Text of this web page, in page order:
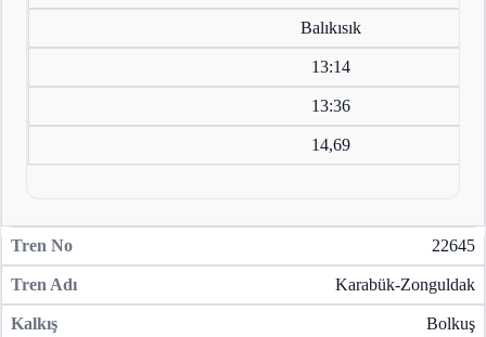
Balıkısık
13:14
13:36
14,69
22645
Karabük-Zonguldak
Bolkuş